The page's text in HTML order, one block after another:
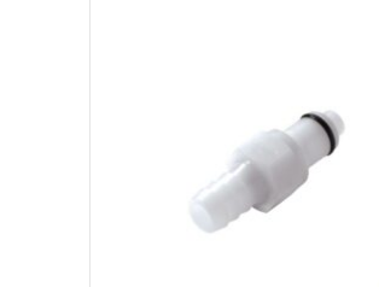
IN DEN WARENKORB